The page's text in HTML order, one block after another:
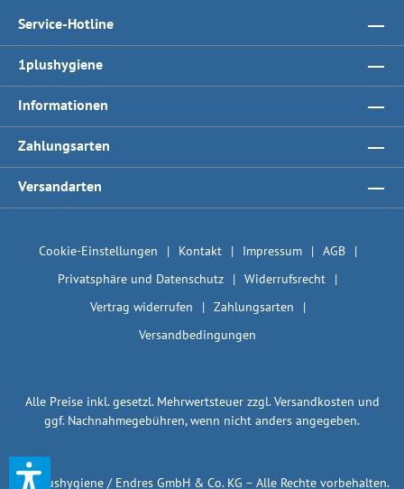
Service-Hotline
1plushygiene
Informationen
Zahlungsarten
Versandarten
Cookie-Einstellungen Kontakt Impressum
AGB
Privatsphäre und Datenschutz
Widerrufsrecht
Vertrag widerrufen
Zahlungsarten
Versandbedingungen
Alle Preise inkl. gesetzl. Mehrwertsteuer zzgl.Versandkosten und
ggf. Nachnahmegebühren, wenn nicht anders angegeben.
© 1plushygiene / Endres GmbH & Co. KG – Alle Rechte vorbehalten.